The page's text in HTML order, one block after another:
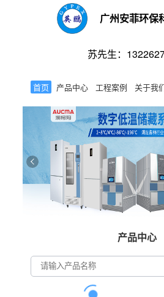
广州安菲环保
苏先生：
首页 产品中心 工程案例 关于我
产品中心